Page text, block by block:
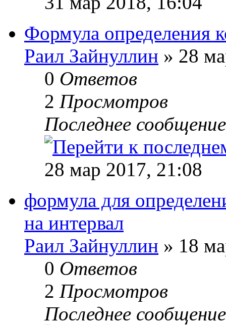
Формула определения
Раил Зайнуллин » 28
0 Ответов
2 Просмотров
Последнее
28 мар 2017, 21:08
формула для
на интервал
Раил Зайнуллин » 18
0 Ответов
2 Просмотров
Последнее